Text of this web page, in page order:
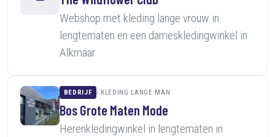
Webshop met kleding lange vrouw in
lengtematen en een dameskledingwinkel in
Alkmaar
BEDRIJF KLEDING LANGE MAN
Bos Grote Maten Mode
Herenkledingwinkel in lengtematen in